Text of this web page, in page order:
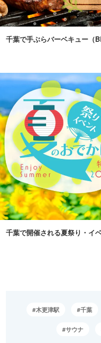
千葉で手ぶらバーベキュー（
千葉で開催される夏祭り・イ
木更津駅 千葉
サウナ